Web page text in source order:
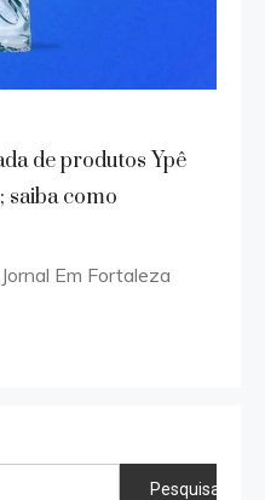
de produtos Ypê
saiba como
Jornal Em Fortaleza
Pesquisar